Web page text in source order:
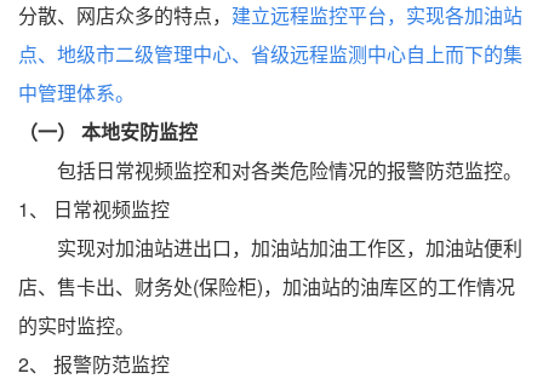
分散、网店众多的特点， 建立远程监控平台，实现各加油站
点、地级市二级管理中心、省级远程监测中心自上而下的集
中管理体系。
（一）
本地安防监控
包括日常视频监控和对各类危险情况的报警防范监控。
1、
日常视频监控
实现对加油站进出口，加油站加油工作区，加油站便利
店、售卡出、财务处(保险柜)，加油站的油库区的工作情况
的实时监控。
2、
报警防范监控